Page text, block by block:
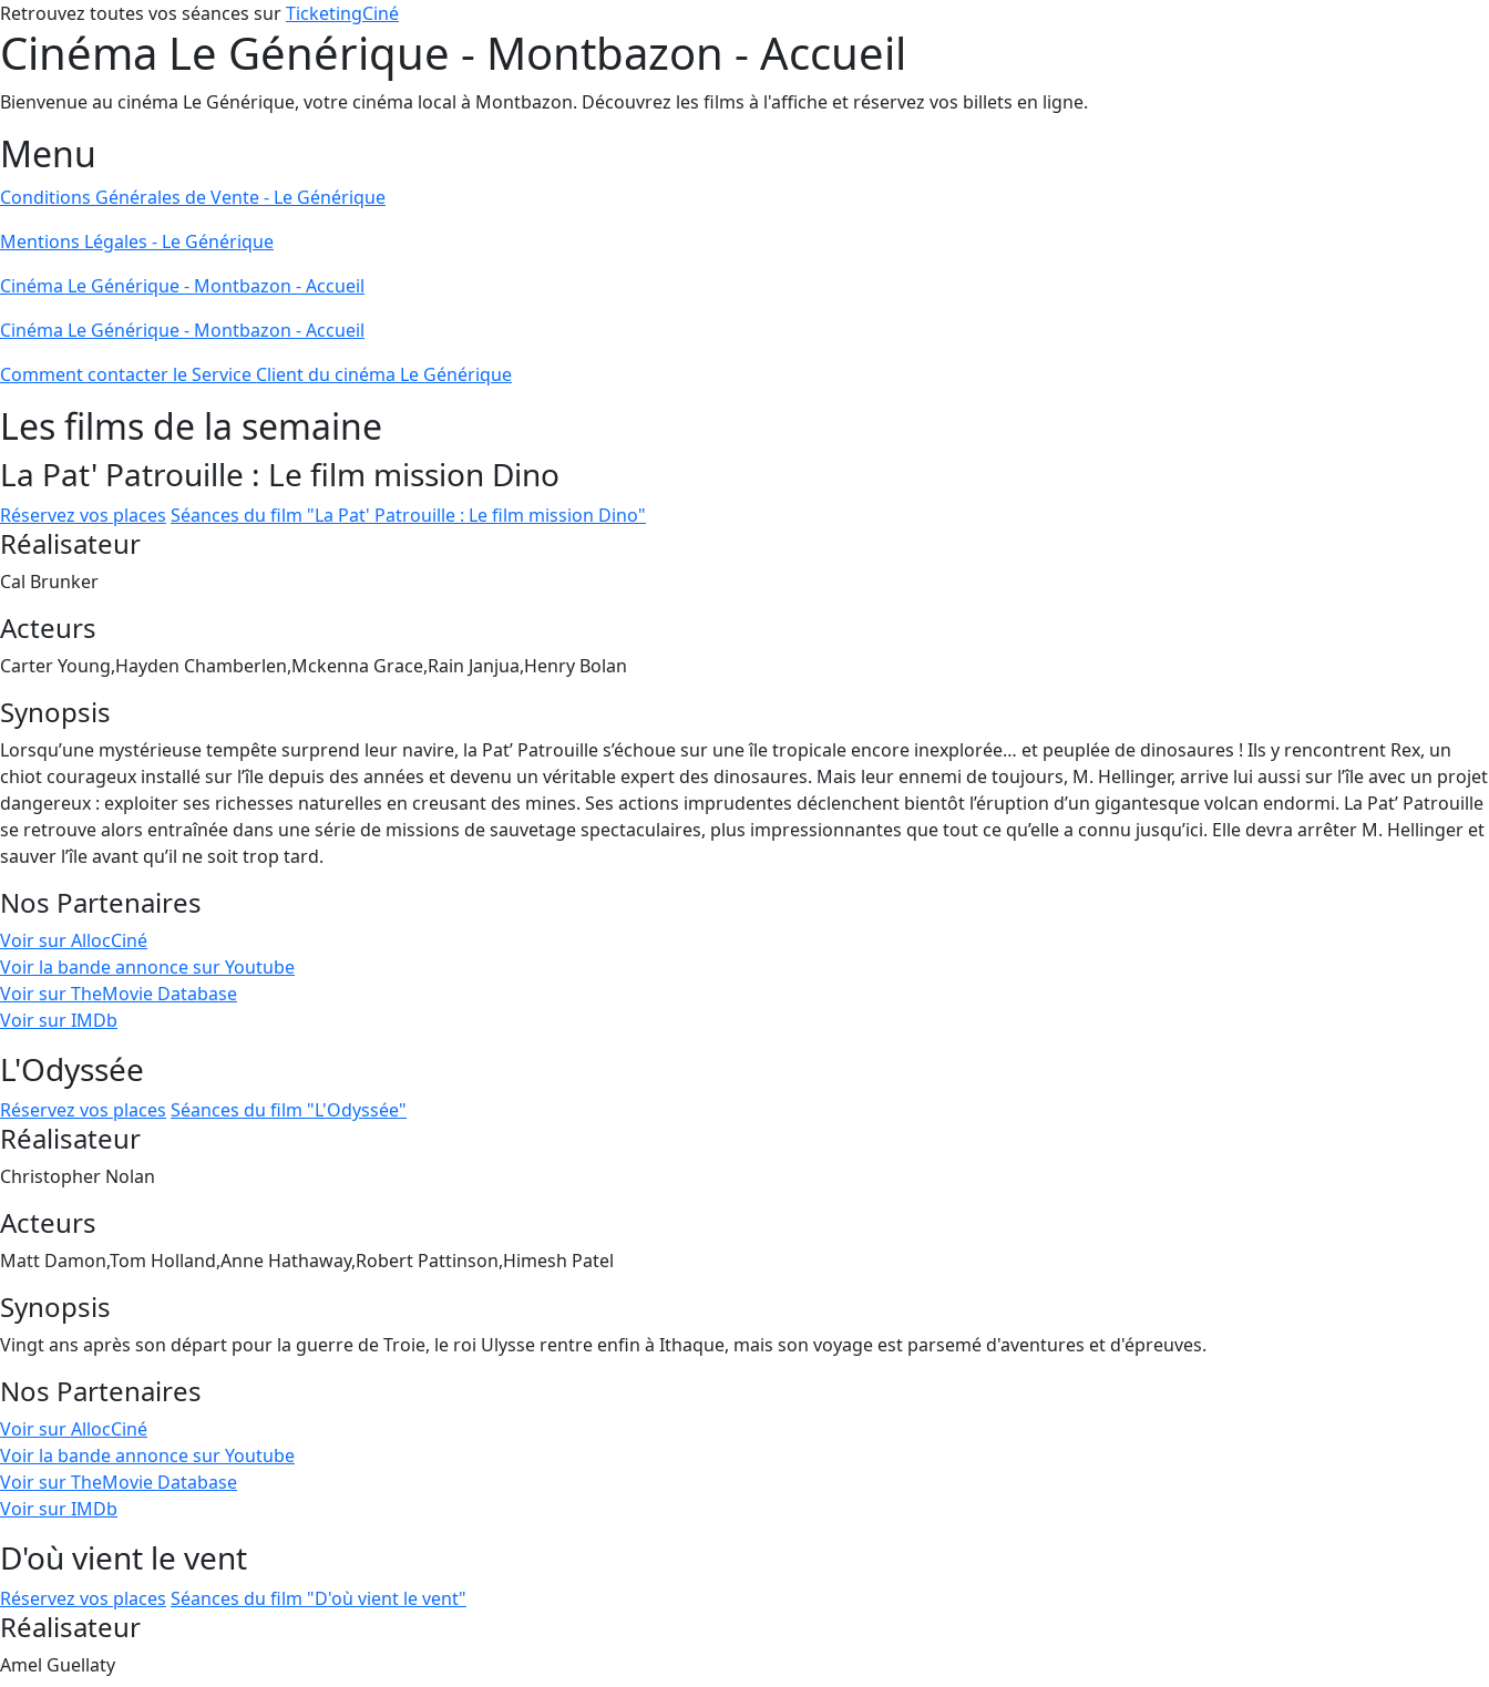
Retrouvez toutes vos séances surTicketingCiné
Cinéma Le Générique - Montbazon - Accueil
Bienvenue au cinéma Le Générique, votre cinéma local à Montbazon. Découvrez les films à l'affiche et réservez vos billets en ligne.
Menu
Conditions Générales de Vente - Le Générique
Mentions Légales - Le Générique
Cinéma Le Générique - Montbazon - Accueil
Cinéma Le Générique - Montbazon - Accueil
Comment contacter le Service Client du cinéma Le Générique
Les films de la semaine
La Pat' Patrouille : Le film mission Dino
Réservez vos places Séances du film "La Pat' Patrouille : Le film mission Dino"
Réalisateur
Cal Brunker
Acteurs
Carter Young,Hayden Chamberlen,Mckenna Grace,Rain Janjua,Henry Bolan
Synopsis
Lorsqu’une mystérieuse tempête surprend leur navire, la Pat’ Patrouille s’échoue sur une île tropicale encore inexplorée… et peuplée de dinosaures ! Ils y rencontrent Rex, un
chiot courageux installé sur l’île depuis des années et devenu un véritable expert des dinosaures. Mais leur ennemi de toujours, M. Hellinger, arrive lui aussi sur l’île avec un projet
dangereux : exploiter ses richesses naturelles en creusant des mines. Ses actions imprudentes déclenchent bientôt l’éruption d’un gigantesque volcan endormi. La Pat’ Patrouille
se retrouve alors entraînée dans une série de missions de sauvetage spectaculaires, plus impressionnantes que tout ce qu’elle a connu jusqu’ici. Elle devra arrêter M. Hellinger et
sauver l’île avant qu’il ne soit trop tard.
Nos Partenaires
Voir sur AllocCiné
Voir la bande annonce sur Youtube
Voir sur TheMovie Database
Voir sur IMDb
L'Odyssée
Réservez vos places Séances du film "L'Odyssée"
Réalisateur
Christopher Nolan
Acteurs
Matt Damon,Tom Holland,Anne Hathaway,Robert Pattinson,Himesh Patel
Synopsis
Vingt ans après son départ pour la guerre de Troie, le roi Ulysse rentre enfin à Ithaque, mais son voyage est parsemé d'aventures et d'épreuves.
Nos Partenaires
Voir sur AllocCiné
Voir la bande annonce sur Youtube
Voir sur TheMovie Database
Voir sur IMDb
D'où vient le vent
Réservez vos places Séances du film "D'où vient le vent"
Réalisateur
Amel Guellaty